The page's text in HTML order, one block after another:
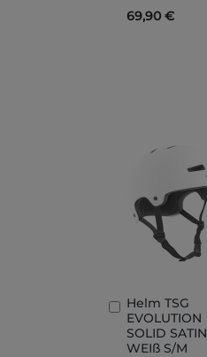
69,90 €
Helm TSG
EVOLUTION
SOLID SATIN
WEIß S/M
In
den
Warenkorb